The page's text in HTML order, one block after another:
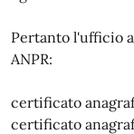
Pertanto l'ufficio
ANPR:
certificato
certificato